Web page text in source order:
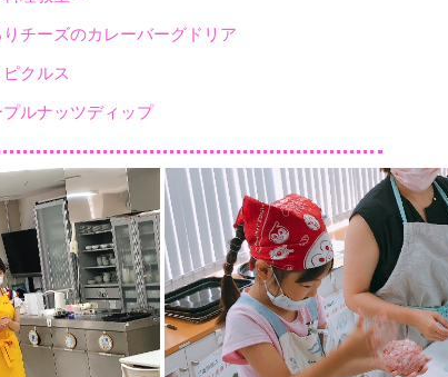
りチーズのカレーバーグドリア
ピクルス
プルナッツディップ